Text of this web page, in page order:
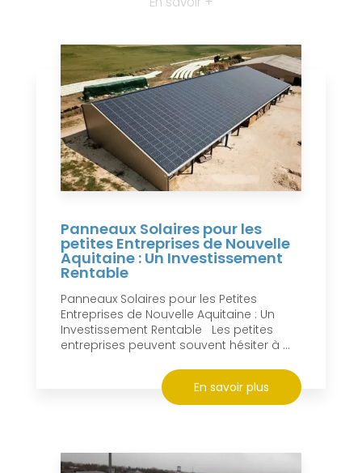
Panneaux Solaires pour les
petites Entreprises de Nouvelle
Aquitaine : Un Investissement
Rentable
Panneaux Solaires pour les Petites
Entreprises de Nouvelle Aquitaine : Un
Investissement Rentable Les petites
entreprises peuvent souvent hésiter à ...
En savoir plus